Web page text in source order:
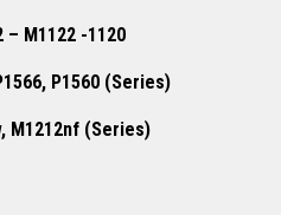
– M1122 -1120
P1560 (Series)
M1212nf (Series)